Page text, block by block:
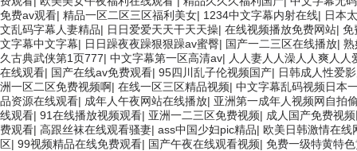
免费av观看| 精品一区二区三区福利美女| 1234中文字幕内射在线| 日本
文乱码字幕人妻精品| 日日爱爱天天干天天操| 在线视频播放免费网站| 免
文字幕中文字幕| 日日躁夜夜躁狠狠躁av蜜臀| 国产一二三区在线播放| 熟
久古典武侠第1页777| 中文字幕第一区高清av| 人人妻人人澡人人爽人人
在线观看| 国产在线av免费观看| 95四川乱子伦视频国产| 日韩成人性爱
洲一区二区免费视频啊| 在线一区三区精品视频| 中文字幕乱码视频日本
品资源在线观看| 成年人午夜网站在线播放| 亚洲第一成年人视频网自拍
线观看| 91在线播放视频观看| 亚洲一二三区免费视频| 成人国产免费视
费观看| 高跟丝袜在线观看骚妻| ass中国少妇pic精品| 欧美日韩激情在线
区| 99视频精品在线免费观看| 国产午夜在线观看视频| 免费一级特黄特